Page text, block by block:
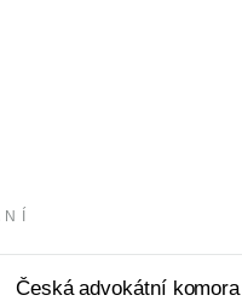
Česká advokátní komora